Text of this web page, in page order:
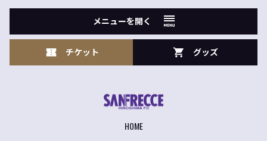
メニューを開く
チケット グッズ
HOME